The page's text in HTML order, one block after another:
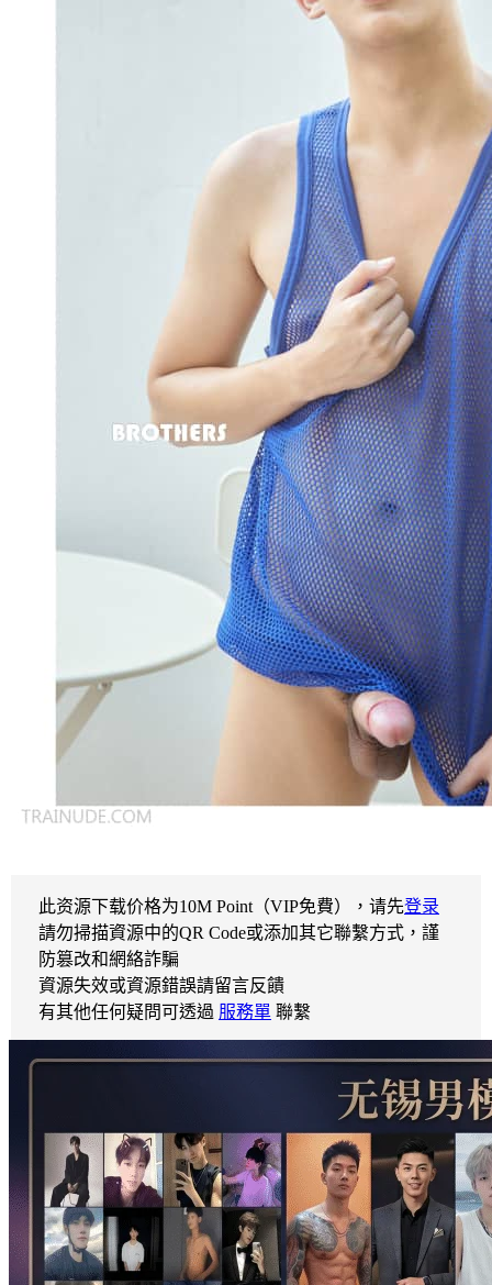
此资源下载价格为10M Point（VIP免費），请先登录
請勿掃描資源中的QR Code或添加其它聯繫方式，謹
防篡改和網絡詐騙
資源失效或資源錯誤請留言反饋
有其他任何疑問可透過 服務單 聯繫